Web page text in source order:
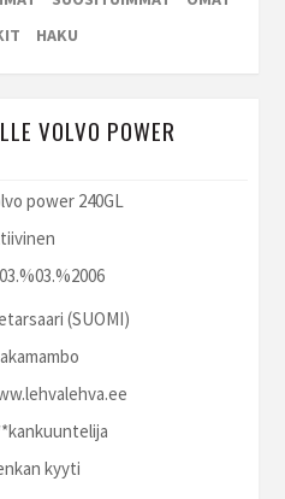
HAKU
VOLVO POWER
power 240GL
(SUOMI)
kyyti